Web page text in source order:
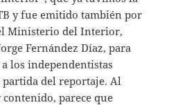
y fue emitido también por
Ministerio del Interior,
Fernández Díaz, para
los independentistas
partida del reportaje. Al
parece que